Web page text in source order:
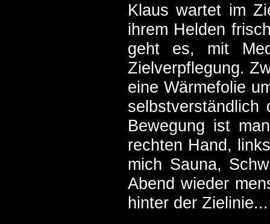
Klaus wartet im
ihrem Helden
geht es, mit
Zielverpflegung.
eine Wärmefolie
selbstverständlich
Bewegung ist
rechten Hand,
mich Sauna,
Abend wieder
hinter der